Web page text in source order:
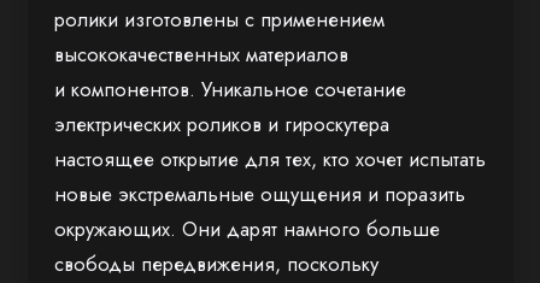
ролики изготовлены с применением
высококачественных материалов
и компонентов. Уникальное сочетание
электрических роликов и гироскутера
настоящее открытие для тех, кто хочет испытать
новые экстремальные ощущения и поразить
окружающих. Они дарят намного больше
свободы передвижения, поскольку